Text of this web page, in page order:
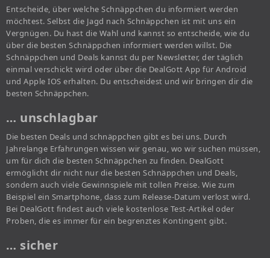
Entscheide, über welche Schnäppchen du informiert werden
möchtest. Selbst die Jagd nach Schnäppchen ist mit uns ein
Vergnügen. Du hast die Wahl und kannst so entscheide, wie du
über die besten Schnäppchen informiert werden willst. Die
Schnäppchen und Deals kannst du per Newsletter, der täglich
einmal verschickt wird oder über die DealGott App für Android
und Apple IOS erhalten. Du entscheidest und wir bringen dir die
besten Schnäppchen.
… unschlagbar
Die besten Deals und schnäppchen gibt es bei uns. Durch
Jahrelange Erfahrungen wissen wir genau, wo wir suchen müssen,
um für dich die besten Schnäppchen zu finden. DealGott
ermöglicht dir nicht nur die besten Schnäppchen und Deals,
sondern auch viele Gewinnspiele mit tollen Preise. Wie zum
Beispiel ein Smartphone, dass zum Release-Datum verlost wird.
Bei DealGott findest auch viele kostenlose Test-Artikel oder
Proben, die es immer für ein begrenztes Kontingent gibt.
… sicher